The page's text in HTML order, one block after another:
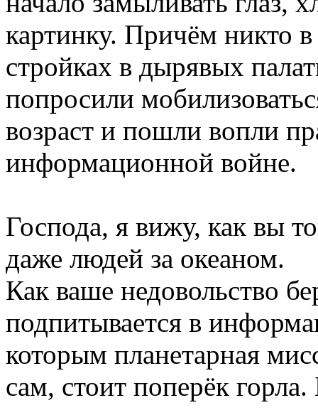
картинку. Причём никто
стройках в дырявых
попросили
возраст и пошли вопли
информационной войне.
Господа, я вижу, как вы
даже людей за океаном.
Как ваше недовольство
подпитывается в
которым планетарная
сам, стоит поперёк